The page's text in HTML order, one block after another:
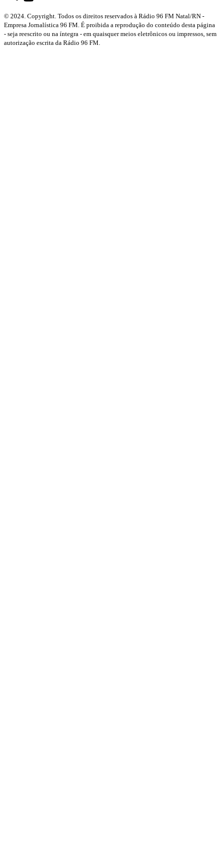
© 2024. Copyright. Todos os direitos reservados à Rádio 96 FM Natal/RN -
Empresa Jornalística 96 FM. É proibida a reprodução do conteúdo desta página
- seja reescrito ou na íntegra - em quaisquer meios eletrônicos ou impressos, sem
autorização escrita da Rádio 96 FM.